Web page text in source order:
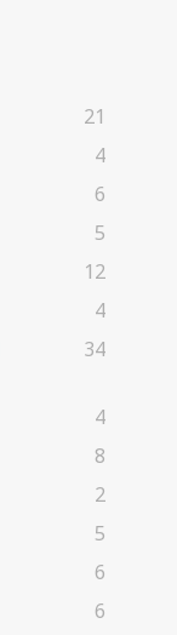
21
4
6
5
12
4
34
4
8
2
5
6
6